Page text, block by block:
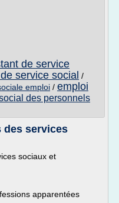
de service
service social /
emploi / emploi
des personnels
des services
sociaux et
apparentées